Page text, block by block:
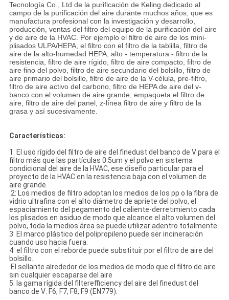
Tecnología Co., Ltd de la purificación de Keling dedicado al
campo de la purificación del aire durante muchos años, que es
manufactura profesional con la investigación y desarrollo,
producción, ventas del filtro del equipo de la purificación del aire
y de aire de la HVAC. Por ejemplo el filtro de aire de los mini-
plisados ULPA/HEPA, el filtro con el filtro de la tablilla, filtro de
aire de la alto-humedad HEPA, alto - temperatura - filtro de la
resistencia, filtro de aire rígido, filtro de aire compacto, filtro de
aire fino del polvo, filtro de aire secundario del bolsillo, filtro de
aire primario del bolsillo, filtro de aire de la V-célula, pre-filtro,
filtro de aire activo del carbono, filtro de HEPA de aire del v-
banco con el volumen de aire grande, empaqueta el filtro de
aire, filtro de aire del panel, z-línea filtro de aire y filtro de la
grasa y así sucesivamente.
Características:
1: El uso rígido del filtro de aire del finedust del banco de V para el
filtro más que las partículas 0.5um y el polvo en sistema
condicional del aire de la HVAC, ese diseño particular para el
proyecto de la HVAC en la resistencia baja con el volumen de
aire grande.
2: Los medios de filtro adoptan los medios de los pp o la fibra de
vidrio ultrafina con el alto diámetro de apriete del polvo, el
espaciamiento del pegamento del caliente-derretimiento cada
los plisados en asiduo de modo que alcance el alto volumen del
polvo, toda la medios área se puede utilizar adentro totalmente.
3: El marco plástico del polipropileno puede ser incineración
cuando uso hacia fuera.
4: el filtro con el reborde puede substituir por el filtro de aire del
bolsillo.
El sellante alrededor de los medios de modo que el filtro de aire
sin cualquier escaparse del aire
5: la gama rígida del filterefficiency del aire del finedust del
banco de V: F6, F7, F8, F9 (EN779).